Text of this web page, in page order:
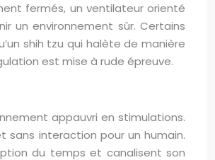
fermés, un ventilateur orienté
un environnement sûr. Certains
shih tzu qui halète de manière
est mise à rude épreuve.
appauvri en stimulations.
sans interaction pour un humain.
du temps et canalisent son